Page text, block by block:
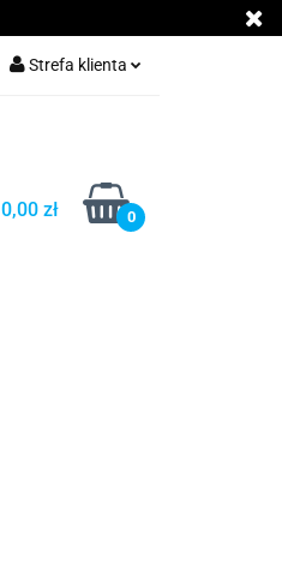
Strefa klienta
Dodaj zgłoszenie
Zgody cookies
0,00 zł 0